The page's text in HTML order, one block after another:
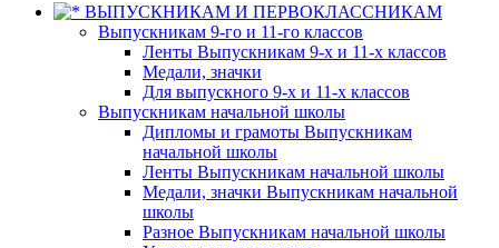
ВЫПУСКНИКАМ И ПЕРВОКЛАССНИКАМ
Выпускникам 9-го и 11-го классов
Ленты Выпускникам 9-х и 11-х классов
Медали, значки
Для выпускного 9-х и 11-х классов
Выпускникам начальной школы
Дипломы и грамоты Выпускникам
начальной школы
Ленты Выпускникам начальной школы
Медали, значки Выпускникам начальной
школы
Разное Выпускникам начальной школы